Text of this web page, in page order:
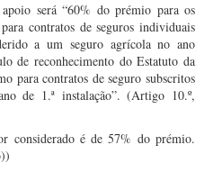
será “60% do prémio para os
contratos de seguros individuais
a um seguro agrícola no ano
de reconhecimento do Estatuto da
para contratos de seguro subscritos
de 1.ª instalação”. (Artigo 10.º,
considerado é de 57% do prémio.